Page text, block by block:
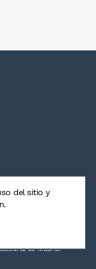
del sitio y
de Madrid.